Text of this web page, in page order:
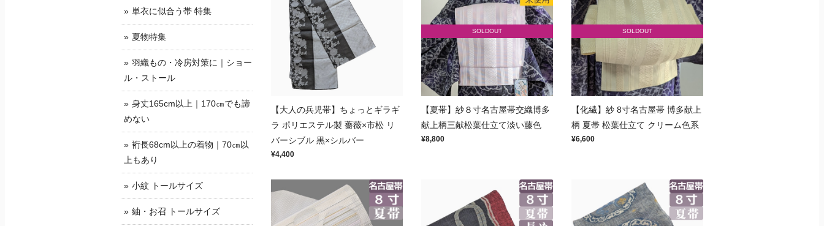
【大人の兵児帯】ちょっとギラギ
ラ ポリエステル製 薔薇×市松 リ
バーシブル 黒×シルバー
¥4,400
SOLDOUT
【夏帯】紗８寸名古屋帯交織博多
献上柄三献松葉仕立て淡い藤色
¥8,800
SOLDOUT
【化繊】紗 8寸名古屋帯 博多献上
柄 夏帯 松葉仕立て クリーム色系
¥6,600
単衣に似合う帯 特集
夏物特集
羽織もの・冷房対策に｜ショー
ル・ストール
身丈165cm以上｜170㎝でも諦
めない
裄長68cm以上の着物｜70㎝以
上もあり
小紋 トールサイズ
紬・お召 トールサイズ